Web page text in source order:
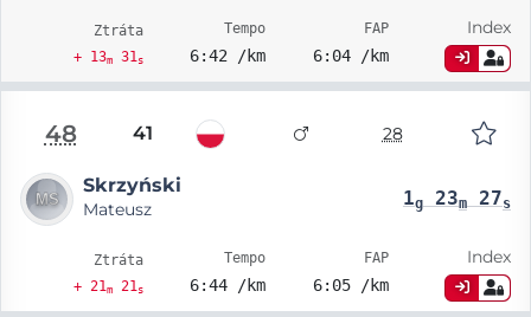
Ztráta
+ 13m31s
Tempo
6:42 /km
FAP
6:04 /km
Index
48 41 28
Skrzyński
Mateusz 1g23m27s
Ztráta
+ 21m21s
Tempo
6:44 /km
FAP
6:05 /km
Index